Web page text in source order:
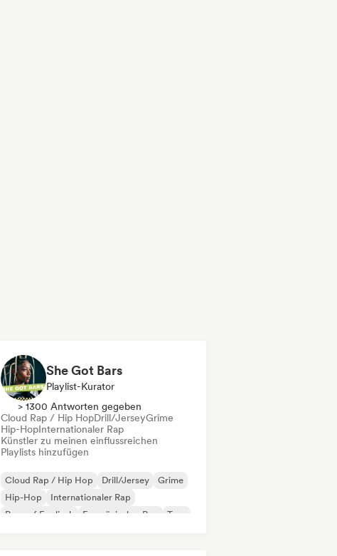
She Got Bars
Playlist-Kurator
> 1300 Antworten gegeben
Cloud Rap / Hip HopDrill/JerseyGrime
Hip-HopInternationaler Rap
Künstler zu meinen einflussreichen
Playlists hinzufügen
Cloud Rap / Hip Hop Drill/Jersey
Grime
Hip-Hop
Internationaler Rap
Rap auf Englisch
Französischer Rap Trap